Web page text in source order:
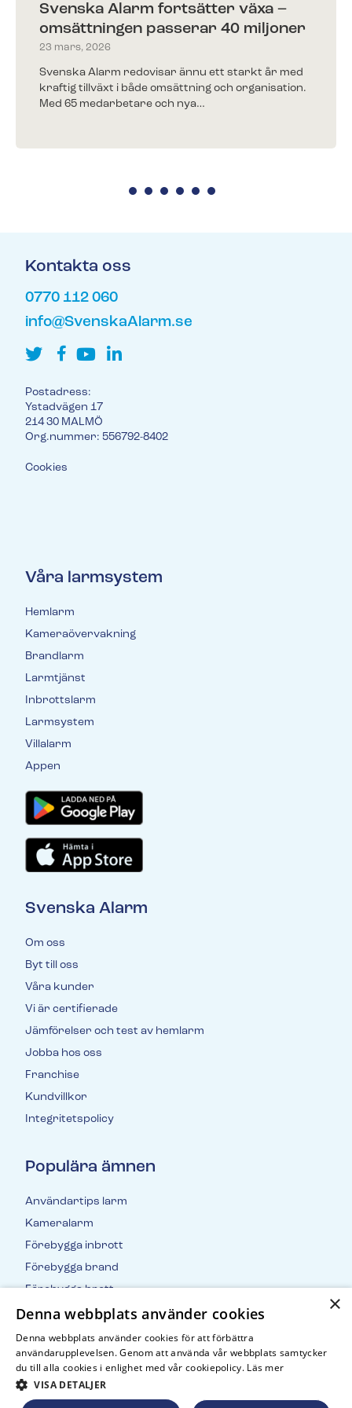
Kunder berättar
Träffa några av alla våra nöjda kunder.
Redo för ett nytt larm?
Redo för ett nytt larm?​
Fyll i ditt telefonnummer för prisförslag. Någon av
våra trevliga medarbetare återkommer till dig inom
kort.
Svenska Alarm fortsätter växa –
omsättningen passerar 40 miljoner
23 mars, 2026
Svenska Alarm redovisar ännu ett starkt år med
kraftig tillväxt i både omsättning och organisation.
Med 65 medarbetare och nya…
Kontakta oss
0770 112 060
info@SvenskaAlarm.se
Postadress:
Ystadvägen 17
214 30 MALMÖ
Org.nummer: 556792-8402
Cookies
Våra larmsystem
Hemlarm
Kameraövervakning
Brandlarm
Larmtjänst
Inbrottslarm
Larmsystem
Villalarm
Appen
Svenska Alarm
Om oss
Byt till oss
Våra kunder
Vi är certifierade
Jämförelser och test av hemlarm
Jobba hos oss
Franchise
Kundvillkor
Integritetspolicy
Populära ämnen
Användartips larm
Kameralarm
Förebygga inbrott
Förebygga brand
Förebygga brott
Inbrottsstatistik
×
Denna webbplats använder cookies
Denna webbplats använder cookies för att förbättra
användarupplevelsen. Genom att använda vår webbplats samtycker
du till alla cookies i enlighet med vår cookiepolicy. Läs mer
VISA DETALJER